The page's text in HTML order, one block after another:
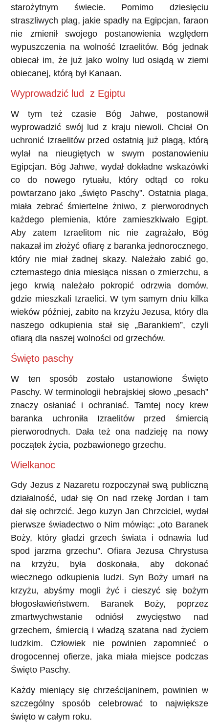
starożytnym świecie. Pomimo dziesięciu
straszliwych plag, jakie spadły na Egipcjan, faraon
nie zmienił swojego postanowienia względem
wypuszczenia na wolność Izraelitów. Bóg jednak
obiecał im, że już jako wolny lud osiądą w ziemi
obiecanej, którą był Kanaan.
Wyprowadzić lud z Egiptu
W tym też czasie Bóg Jahwe, postanowił
wyprowadzić swój lud z kraju niewoli. Chciał On
uchronić Izraelitów przed ostatnią już plagą, którą
wylał na nieugiętych w swym postanowieniu
Egipcjan. Bóg Jahwe, wydał dokładne wskazówki
co do nowego rytuału, który odtąd co roku
powtarzano jako „święto Paschy”. Ostatnia plaga,
miała zebrać śmiertelne żniwo, z pierworodnych
każdego plemienia, które zamieszkiwało Egipt.
Aby zatem Izraelitom nic nie zagrażało, Bóg
nakazał im złożyć ofiarę z baranka jednorocznego,
który nie miał żadnej skazy. Należało zabić go,
czternastego dnia miesiąca nissan o zmierzchu, a
jego krwią należało pokropić odrzwia domów,
gdzie mieszkali Izraelici. W tym samym dniu kilka
wieków później, zabito na krzyżu Jezusa, który dla
naszego odkupienia stał się „Barankiem”, czyli
ofiarą dla naszej wolności od grzechów.
Święto paschy
W ten sposób zostało ustanowione Święto
Paschy. W terminologii hebrajskiej słowo „pesach”
znaczy osłaniać i ochraniać. Tamtej nocy krew
baranka uchroniła Izraelitów przed śmiercią
pierworodnych. Dała też ona nadzieję na nowy
początek życia, pozbawionego grzechu.
Wielkanoc
Gdy Jezus z Nazaretu rozpoczynał swą publiczną
działalność, udał się On nad rzekę Jordan i tam
dał się ochrzcić. Jego kuzyn Jan Chrzciciel, wydał
pierwsze świadectwo o Nim mówiąc: „oto Baranek
Boży, który gładzi grzech świata i odnawia lud
spod jarzma grzechu”. Ofiara Jezusa Chrystusa
na krzyżu, była doskonała, aby dokonać
wiecznego odkupienia ludzi. Syn Boży umarł na
krzyżu, abyśmy mogli żyć i cieszyć się bożym
błogosławieństwem. Baranek Boży, poprzez
zmartwychwstanie odniósł zwycięstwo nad
grzechem, śmiercią i władzą szatana nad życiem
ludzkim. Człowiek nie powinien zapomnieć o
drogocennej ofierze, jaka miała miejsce podczas
Święto Paschy.
Każdy mieniący się chrześcijaninem, powinien w
szczególny sposób celebrować to największe
święto w całym roku.